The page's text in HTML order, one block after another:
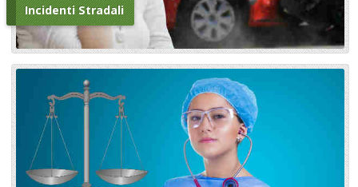
Incidenti Stradali